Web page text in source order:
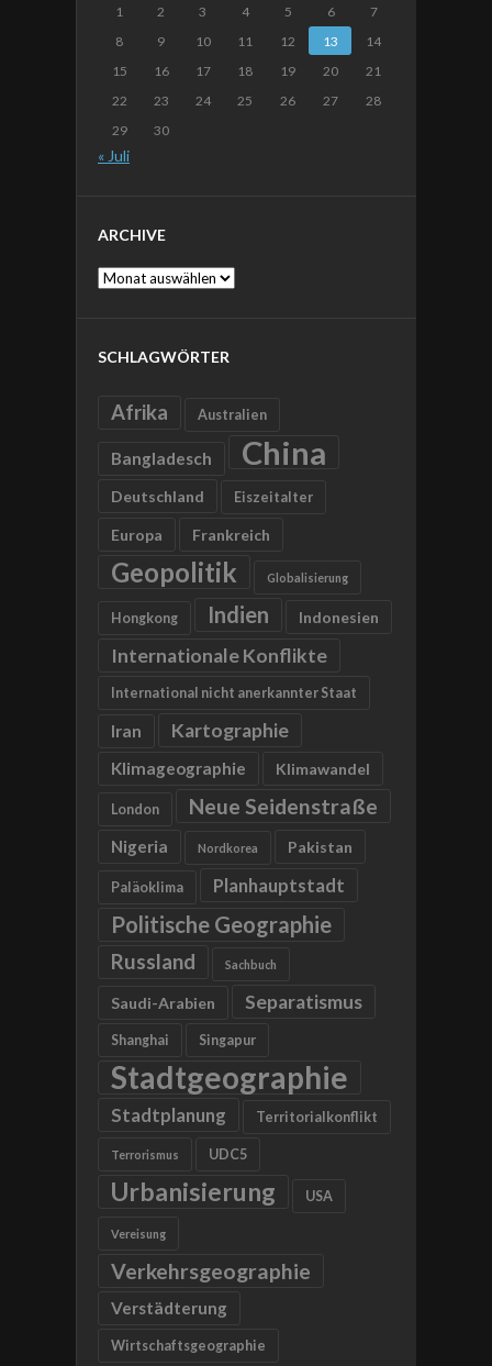
1
2 3 4 5 6
7
8
9 10 11 12 13
14
15
16 17 18 19 20
21
22
23 24 25 26 27
28
29
30
« Juli
ARCHIVE
Archive
SCHLAGWÖRTER
Afrika Australien
Bangladesch China
Deutschland Eiszeitalter
Europa Frankreich
Geopolitik Globalisierung
Hongkong Indien Indonesien
Internationale Konflikte
International nicht anerkannter Staat
Iran Kartographie
Klimageographie Klimawandel
London Neue Seidenstraße
Nigeria Nordkorea Pakistan
Paläoklima Planhauptstadt
Politische Geographie
Russland Sachbuch
Saudi-Arabien Separatismus
Shanghai Singapur
Stadtgeographie
Stadtplanung Territorialkonflikt
Terrorismus UDC5
Urbanisierung USA
Vereisung
Verkehrsgeographie
Verstädterung
Wirtschaftsgeographie